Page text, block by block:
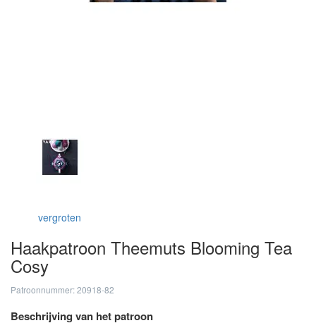
vergroten
Haakpatroon Theemuts Blooming Tea
Cosy
Patroonnummer: 20918-82
Beschrijving van het patroon